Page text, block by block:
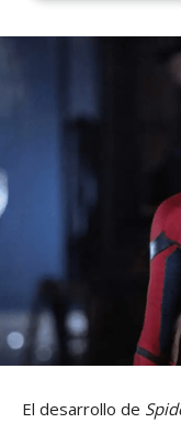
El desarrollo de